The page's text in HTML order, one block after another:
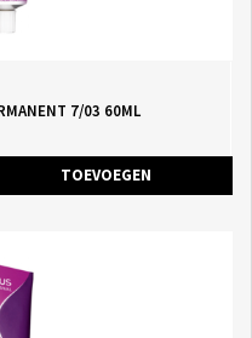
7/03 60ML
TOEVOEGEN